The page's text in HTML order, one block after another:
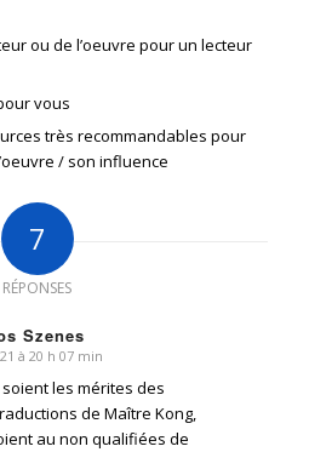
ou de l’oeuvre pour un lecteur
vous
très recommandables pour
/ son influence
7
RÉPONSES
Szenes
à 20 h 07 min
les mérites des
de Maître Kong,
au non qualifiées de